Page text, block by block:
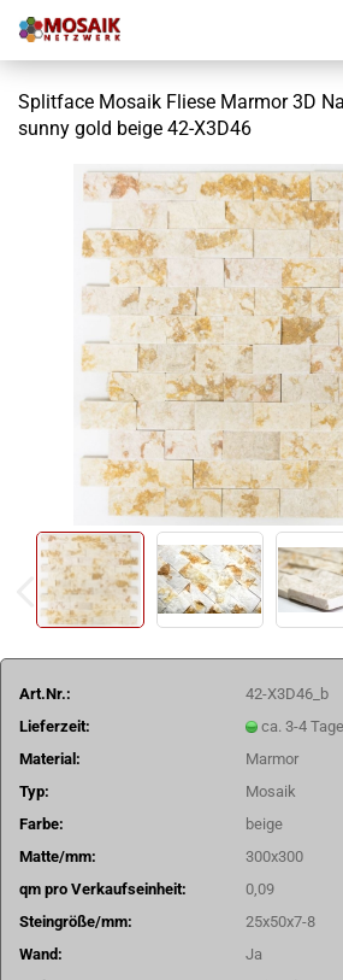
Splitface Mosaik Fliese Marmor 3D
sunny gold beige 42-X3D46
Art.Nr.:
42-X3D46_b
Lieferzeit:
ca. 3-4
Material:
Marmor
Typ:
Mosaik
Farbe:
beige
Matte/mm:
300x300
qm pro Verkaufseinheit:
0,09
Steingröße/mm:
25x50x7-8
Wand:
Ja